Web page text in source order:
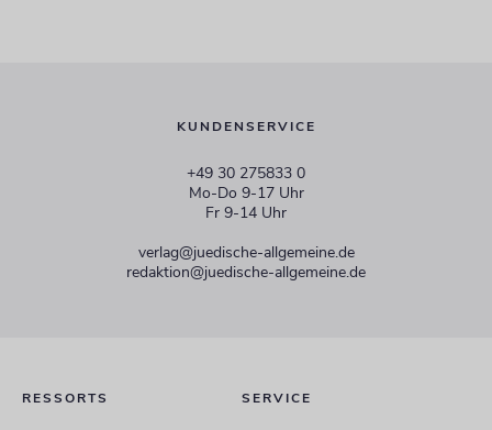
KUNDENSERVICE
+49 30 275833 0
Mo-Do 9-17 Uhr
Fr 9-14 Uhr
verlag@juedische-allgemeine.de
redaktion@juedische-allgemeine.de
RESSORTS SERVICE